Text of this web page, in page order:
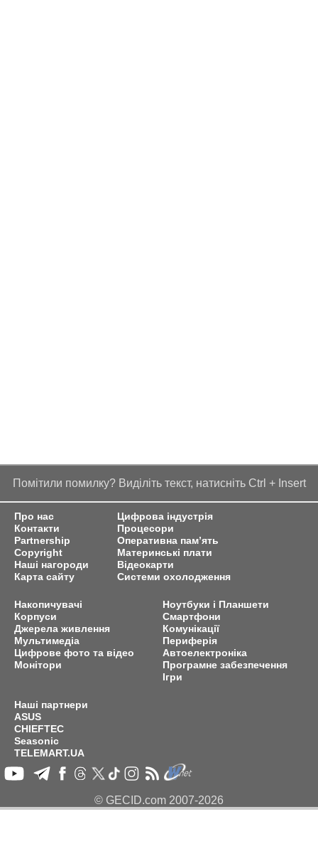
Помітили помилку? Виділіть текст, натисніть Ctrl + Insert
Про нас
Контакти
Partnership
Copyright
Наші нагороди
Карта сайту
Цифрова індустрія
Процесори
Оперативна пам’ять
Материнські плати
Відеокарти
Системи охолодження
Накопичувачі
Корпуси
Джерела живлення
Мультимедіа
Цифрове фото та відео
Монітори
Ноутбуки і Планшети
Смартфони
Комунікації
Периферія
Автоелектроніка
Програмне забезпечення
Ігри
Наші партнери
ASUS
CHIEFTEC
Seasonic
TELEMART.UA
© GECID.com 2007-2026